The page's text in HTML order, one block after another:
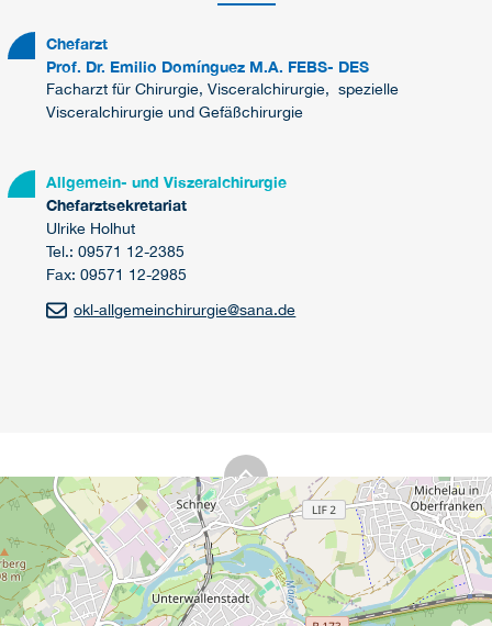
Chefarzt
Prof. Dr. Emilio Domínguez M.A. FEBS- DES
Facharzt für Chirurgie, Visceralchirurgie, spezielle
Visceralchirurgie und Gefäßchirurgie
Allgemein- und Viszeralchirurgie
Chefarztsekretariat
Ulrike Holhut
Tel.: 09571 12-2385
Fax: 09571 12-2985
okl-allgemeinchirurgie@sana.de